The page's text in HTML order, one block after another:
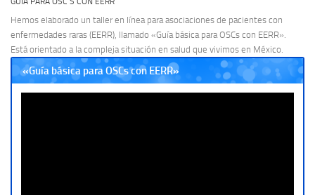
Hemos elaborado un taller en línea para asociaciones de pacientes con
enfermedades raras (EERR), llamado «Guía básica para OSCs con EERR».
Está orientado a la compleja situación en salud que vivimos en México.
«Guía básica para OSCs con EERR»